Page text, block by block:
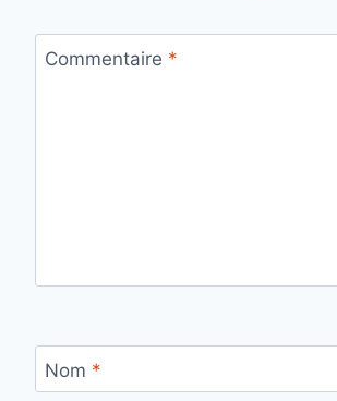
Commentaire *
Nom *